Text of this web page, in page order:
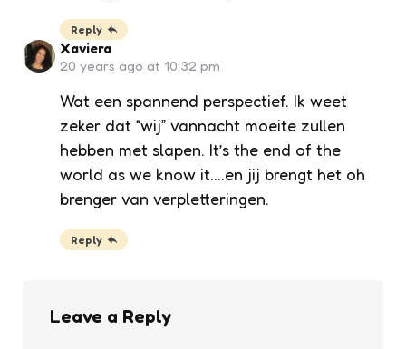
Reply
Xaviera
20 years ago at 10:32 pm
Wat een spannend perspectief. Ik weet
zeker dat “wij” vannacht moeite zullen
hebben met slapen. It’s the end of the
world as we know it….en jij brengt het oh
brenger van verpletteringen.
Reply
Leave a Reply